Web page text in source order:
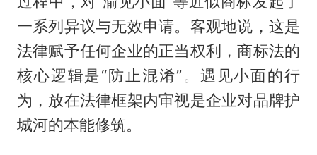
一系列异议与无效申请。客观地说，这是
法律赋予任何企业的正当权利，商标法的
核心逻辑是“防止混淆”。遇见小面的行
为，放在法律框架内审视是企业对品牌护
城河的本能修筑。